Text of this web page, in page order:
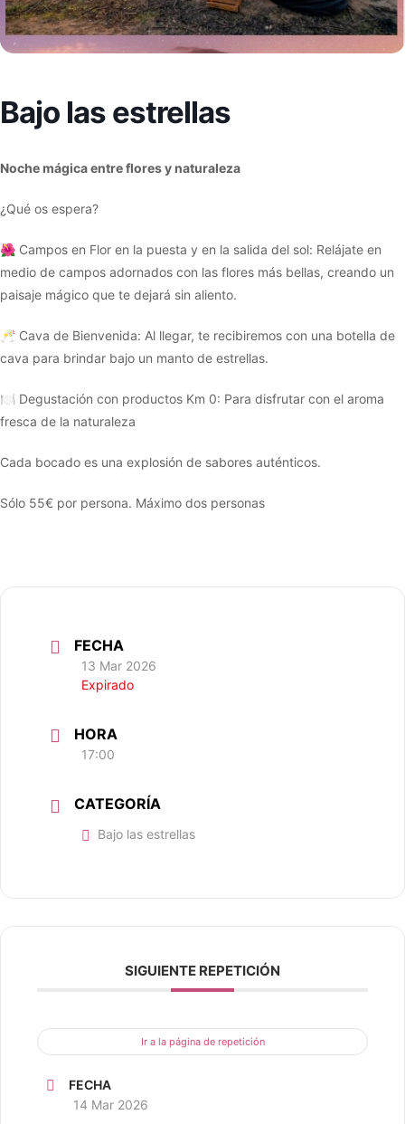
Bajo las estrellas
Noche mágica entre flores y naturaleza
¿Qué os espera?
🌺 Campos en Flor en la puesta y en la salida del sol: Relájate en
medio de campos adornados con las flores más bellas, creando un
paisaje mágico que te dejará sin aliento.
🥂 Cava de Bienvenida: Al llegar, te recibiremos con una botella de
cava para brindar bajo un manto de estrellas.
🍽 Degustación con productos Km 0: Para disfrutar con el aroma
fresca de la naturaleza
Cada bocado es una explosión de sabores auténticos.
Sólo 55€ por persona. Máximo dos personas
FECHA
13 Mar 2026
Expirado
HORA
17:00
CATEGORÍA
Bajo las estrellas
SIGUIENTE REPETICIÓN
Ir a la página de repetición
FECHA
14 Mar 2026